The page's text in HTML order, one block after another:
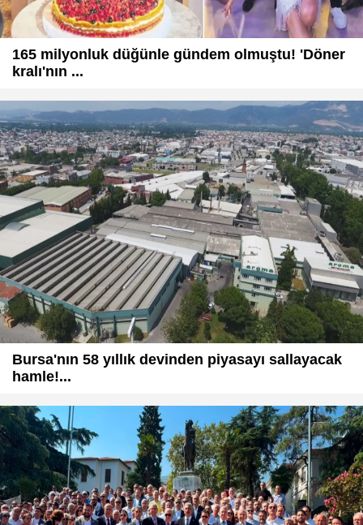
165 milyonluk düğünle gündem olmuştu! 'Döner
kralı'nın ...
Bursa'nın 58 yıllık devinden piyasayı sallayacak
hamle!...